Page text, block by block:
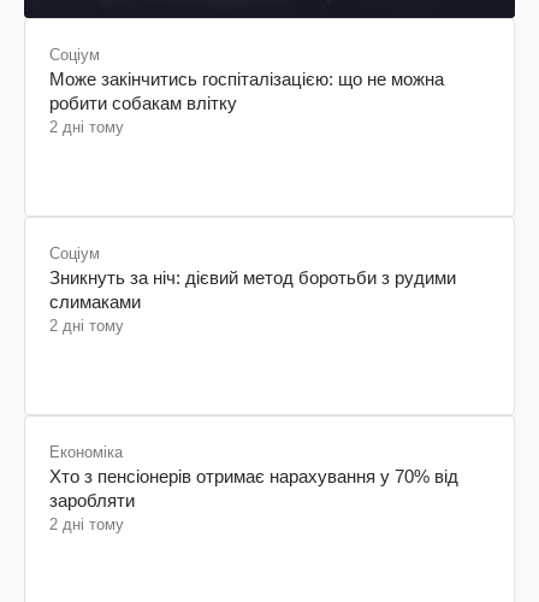
Соціум
Може закінчитись госпіталізацією: що не можна
робити собакам влітку
2 дні тому
Соціум
Зникнуть за ніч: дієвий метод боротьби з рудими
слимаками
2 дні тому
Економіка
Хто з пенсіонерів отримає нарахування у 70% від
заробляти
2 дні тому